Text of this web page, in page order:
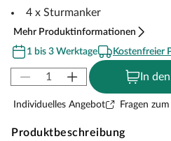
4 x Sturmanker
Mehr Produktinformationen
1 bis 3 Werktage
Kostenfreier
In
Individuelles Angebot Fragen
Produktbeschreibung